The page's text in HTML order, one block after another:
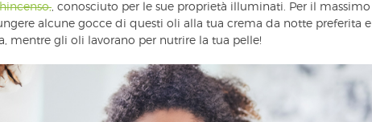
, conosciuto per le sue proprietà illuminati. Per il massimo
alcune gocce di questi oli alla tua crema da notte preferita e
mentre gli oli lavorano per nutrire la tua pelle!